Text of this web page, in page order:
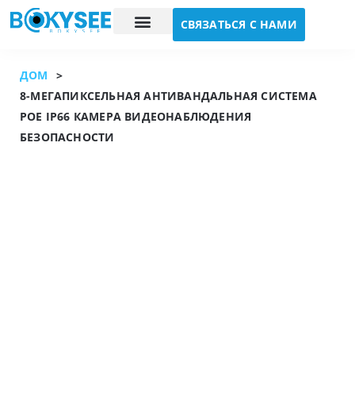
СВЯЗАТЬСЯ С НАМИ
ДОМ
>
8-МЕГАПИКСЕЛЬНАЯ АНТИВАНДАЛЬНАЯ СИСТЕМА
POE IP66 КАМЕРА ВИДЕОНАБЛЮДЕНИЯ
БЕЗОПАСНОСТИ